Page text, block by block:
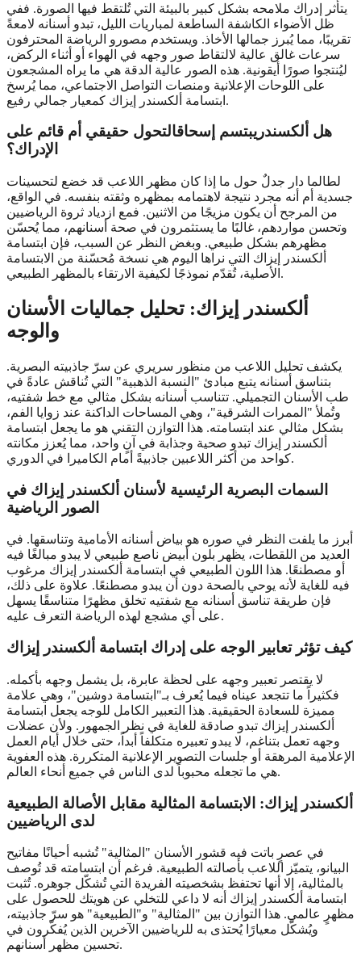
يتأثر إدراك ملامحه بشكل كبير بالبيئة التي تُلتقط فيها الصورة. ففي
ظل الأضواء الكاشفة الساطعة لمباريات الليل، تبدو أسنانه لامعةً
تقريبًا، مما يُبرز جمالها الأخاذ. ويستخدم مصورو الرياضة المحترفون
سرعات غالق عالية لالتقاط صور وجهه في الهواء أو أثناء الركض،
ليُنتجوا صورًا أيقونية. هذه الصور عالية الدقة هي ما يراه المشجعون
على اللوحات الإعلانية ومنصات التواصل الاجتماعي، مما يُرسخ
ابتسامة ألكسندر إيزاك كمعيار جمالي رفيع.
هل ألكسندريبتسم إسحاقالتحول حقيقي أم قائم على
الإدراك؟
لطالما دار جدلٌ حول ما إذا كان مظهر اللاعب قد خضع لتحسينات
جسدية أم أنه مجرد نتيجة لاهتمامه بمظهره وثقته بنفسه. في الواقع،
من المرجح أن يكون مزيجًا من الاثنين. فمع ازدياد ثروة الرياضيين
وتحسن مواردهم، غالبًا ما يستثمرون في صحة أسنانهم، مما يُحسّن
مظهرهم بشكل طبيعي. وبغض النظر عن السبب، فإن ابتسامة
ألكسندر إيزاك التي نراها اليوم هي نسخة مُحسّنة من الابتسامة
الأصلية، تُقدّم نموذجًا لكيفية الارتقاء بالمظهر الطبيعي.
ألكسندر إيزاك: تحليل جماليات الأسنان
والوجه
يكشف تحليل اللاعب من منظور سريري عن سرّ جاذبيته البصرية.
بتناسق أسنانه يتبع مبادئ "النسبة الذهبية" التي تُناقش عادةً في
طب الأسنان التجميلي. تتناسب أسنانه بشكل مثالي مع خط شفتيه،
وتُملأ "الممرات الشرقية"، وهي المساحات الداكنة عند زوايا الفم،
بشكل مثالي عند ابتسامته. هذا التوازن التقني هو ما يجعل ابتسامة
ألكسندر إيزاك تبدو صحية وجذابة في آنٍ واحد، مما يُعزز مكانته
كواحد من أكثر اللاعبين جاذبيةً أمام الكاميرا في الدوري.
السمات البصرية الرئيسية لأسنان ألكسندر إيزاك في
الصور الرياضية
أبرز ما يلفت النظر في صوره هو بياض أسنانه الأمامية وتناسقها. في
العديد من اللقطات، يظهر بلون أبيض ناصع طبيعي لا يبدو مبالغًا فيه
أو مصطنعًا. هذا اللون الطبيعي في ابتسامة ألكسندر إيزاك مرغوب
فيه للغاية لأنه يوحي بالصحة دون أن يبدو مصطنعًا. علاوة على ذلك،
فإن طريقة تناسق أسنانه مع شفتيه تخلق مظهرًا متناسقًا يسهل
على أي مشجع لهذه الرياضة التعرف عليه.
كيف تؤثر تعابير الوجه على إدراك ابتسامة ألكسندر إيزاك
لا يقتصر تعبير وجهه على لحظة عابرة، بل يشمل وجهه بأكمله.
فكثيراً ما تتجعد عيناه فيما يُعرف بـ"ابتسامة دوشين"، وهي علامة
مميزة للسعادة الحقيقية. هذا التعبير الكامل للوجه يجعل ابتسامة
ألكسندر إيزاك تبدو صادقة للغاية في نظر الجمهور. ولأن عضلات
وجهه تعمل بتناغم، لا يبدو تعبيره متكلفاً أبداً، حتى خلال أيام العمل
الإعلامية المرهقة أو جلسات التصوير الإعلانية المتكررة. هذه العفوية
هي ما تجعله محبوباً لدى الناس في جميع أنحاء العالم.
ألكسندر إيزاك: الابتسامة المثالية مقابل الأصالة الطبيعية
لدى الرياضيين
في عصرٍ باتت فيه قشور الأسنان "المثالية" تُشبه أحيانًا مفاتيح
البيانو، يتميّز اللاعب بأصالته الطبيعية. فرغم أن ابتسامته قد تُوصف
بالمثالية، إلا أنها تحتفظ بشخصيته الفريدة التي تُشكّل جوهره. تُثبت
ابتسامة ألكسندر إيزاك أنه لا داعي للتخلي عن هويتك للحصول على
مظهرٍ عالمي. هذا التوازن بين "المثالية" و"الطبيعية" هو سرّ جاذبيته،
ويُشكّل معيارًا يُحتذى به للرياضيين الآخرين الذين يُفكّرون في
تحسين مظهر أسنانهم.